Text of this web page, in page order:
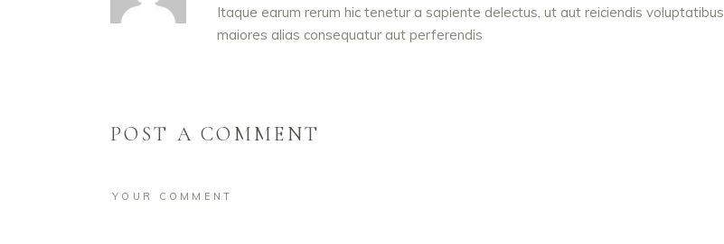
Itaque earum rerum hic tenetur a sapiente delectus, ut aut reiciendis voluptatibus
maiores alias consequatur aut perferendis
POST A COMMENT